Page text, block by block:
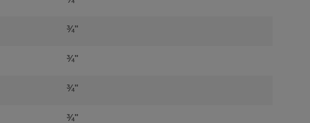
¾"
¾"
¾"
¾"